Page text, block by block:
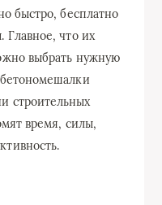
быстро, бесплатно
Главное, что их
выбрать нужную
строительных
время, силы,